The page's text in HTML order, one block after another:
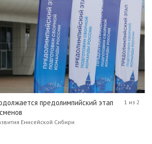
предолимпийский этап
Енисейской Сибири
1 из 2